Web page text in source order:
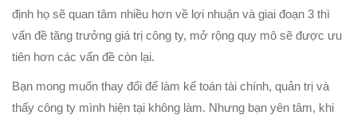
định họ sẽ quan tâm nhiều hơn về lợi nhuận và giai đoạn 3 thì
vấn đề tăng trưởng giá trị công ty, mở rộng quy mô sẽ được ưu
tiên hơn các vấn đề còn lại.
Bạn mong muốn thay đổi để làm kế toán tài chính, quản trị và
thấy công ty mình hiện tại không làm. Nhưng bạn yên tâm, khi